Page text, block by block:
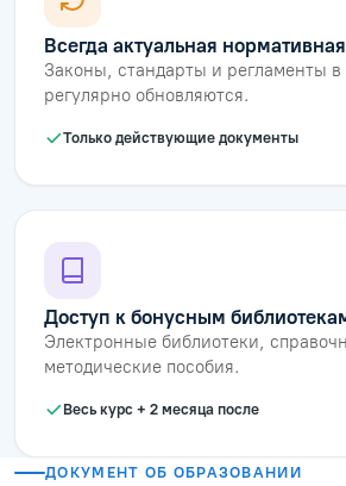
Всегда актуальная
Законы, стандарты и регламенты в
регулярно обновляются.
Только действующие документы
Доступ к бонусным
Электронные библиотеки,
методические пособия.
Весь курс + 2 месяца после
ДОКУМЕНТ ОБ ОБРАЗОВАНИИ